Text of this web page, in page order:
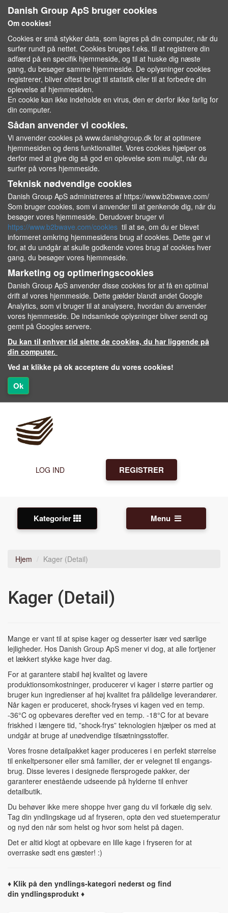
Danish Group ApS bruger cookies
Om cookies!
Cookies er små stykker data, som lagres på din computer, når du
surfer rundt på nettet. Cookies bruges f.eks. til at registrere din
adfærd på en specifik hjemmeside, og til at huske dig næste
gang, du besøger samme hjemmeside. De oplysninger cookies
registrerer, bliver oftest brugt til statistik eller til at forbedre din
oplevelse af hjemmesiden.
En cookie kan ikke indeholde en virus, den er derfor ikke farlig for
din computer.
Sådan anvender vi cookies.
Vi anvender cookies på www.danishgroup.dk for at optimere
hjemmesiden og dens funktionalitet. Vores cookies hjælper os
derfor med at give dig så god en oplevelse som muligt, når du
surfer på vores hjemmeside.
Teknisk nødvendige cookies
Danish Group ApS administreres af https://www.b2bwave.com/
Som bruger cookies, som vi anvender til at genkende dig, når du
besøger vores hjemmeside. Derudover bruger vi
https://www.b2bwave.com/cookies til at se, om du er blevet
informeret omkring hjemmesidens brug af cookies. Dette gør vi
for, at du undgår at skulle godkende vores brug af cookies hver
gang, du besøger vores hjemmeside.
Marketing og optimeringscookies
Danish Group ApS anvender disse cookies for at få en optimal
drift af vores hjemmeside. Dette gælder blandt andet Google
Analytics, som vi bruger til at analysere, hvordan du anvender
vores hjemmeside. De indsamlede oplysninger bliver sendt og
gemt på Googles servere.
Du kan til enhver tid slette de cookies, du har liggende på
din computer.
Ved at klikke på ok acceptere du vores cookies!
Ok
LOG IND REGISTRER
Kategorier Menu
Hjem Kager (Detail)
Kager (Detail)
Mange er vant til at spise kager og desserter især ved særlige
lejligheder. Hos Danish Group ApS mener vi dog, at alle fortjener
et lækkert stykke kage hver dag.
For at garantere stabil høj kvalitet og lavere
produktionsomkostninger, producerer vi kager i større partier og
bruger kun ingredienser af høj kvalitet fra pålidelige leverandører.
Når kagen er produceret, shock-fryses vi kagen ved en temp.
-36°C og opbevares derefter ved en temp. -18°C for at bevare
friskhed i længere tid, ”shock-frys” teknologien hjælper os med at
undgår at bruge af unødvendige tilsætningsstoffer.
Vores frosne detailpakket kager produceres i en perfekt størrelse
til enkeltpersoner eller små familier, der er velegnet til engangs-
brug. Disse leveres i designede flersprogede pakker, der
garanterer enestående udseende på hylderne til enhver
detailbutik.
Du behøver ikke mere shoppe hver gang du vil forkæle dig selv.
Tag din yndlingskage ud af fryseren, optø den ved stuetemperatur
og nyd den når som helst og hvor som helst på dagen.
Det er altid klogt at opbevare en lille kage i fryseren for at
overraske sødt ens gæster! :)
♦ Klik på den yndlings-kategori nederst og find
din yndlingsprodukt ♦